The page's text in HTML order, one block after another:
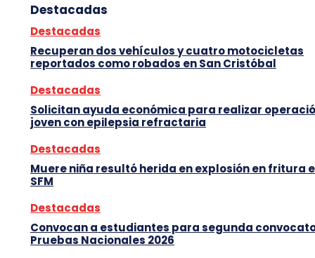
Destacadas
Destacadas
Recuperan dos vehículos y cuatro motocicletas
reportados como robados en San Cristóbal
Destacadas
Solicitan ayuda económica para realizar
joven con epilepsia refractaria
Destacadas
Muere niña resultó herida en explosión en fritura
SFM
Destacadas
Convocan a estudiantes para segunda
Pruebas Nacionales 2026